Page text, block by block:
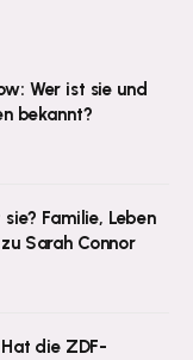
Wer ist sie und
bekannt?
Familie, Leben
Sarah Connor
die ZDF-